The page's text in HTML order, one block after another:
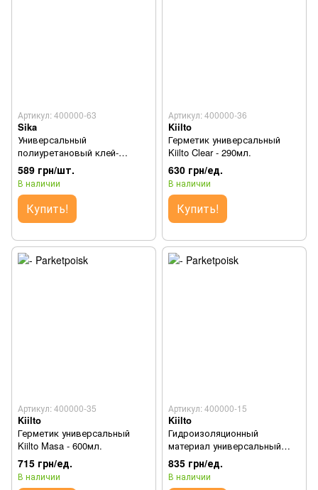
Артикул: 400000-63
Sika
Универсальный
полиуретановый клей-
герметик Sikaflex®-11FC+
(Коричневый) - (600 мл/уп.)
589 грн/шт.
В наличии
Купить!
Артикул: 400000-36
Kiilto
Герметик универсальный
Kiilto Clear - 290мл.
630 грн/ед.
В наличии
Купить!
Артикул: 400000-35
Kiilto
Герметик универсальный
Kiilto Masa - 600мл.
715 грн/ед.
В наличии
Артикул: 400000-15
Kiilto
Гидроизоляционный
материал универсальный
Kiilto Fibergum - 1л.
835 грн/ед.
В наличии